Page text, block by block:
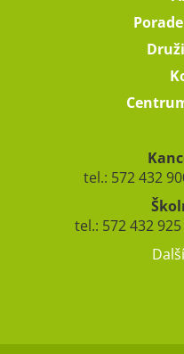
tel.: 572 432
tel.: 572 432